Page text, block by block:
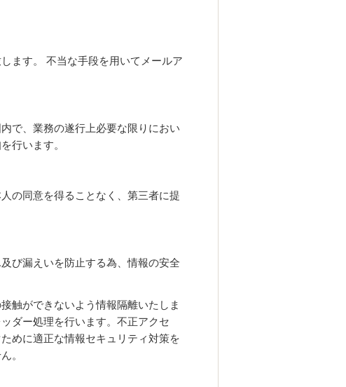
ます。 不当な手段を用いてメールア
で、業務の遂行上必要な限りにおい
行います。
の同意を得ることなく、第三者に提
び漏えいを防止する為、情報の安全
触ができないよう情報隔離いたしま
ダー処理を行います。不正アクセ
めに適正な情報セキュリティ対策を
。